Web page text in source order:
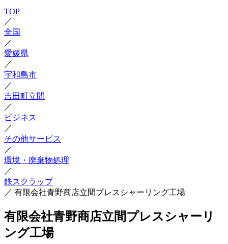
TOP
／
全国
／
愛媛県
／
宇和島市
／
吉田町立間
／
ビジネス
／
その他サービス
／
環境・廃棄物処理
／
鉄スクラップ
／ 有限会社青野商店立間プレスシャーリング工場
有限会社青野商店立間プレスシャーリ
ング工場